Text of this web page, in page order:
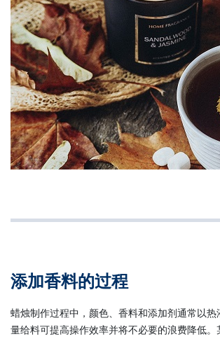
添加香料的过程
蜡烛制作过程中，颜色、香料和添加剂通常以
量给料可提高操作效率并将不必要的浪费降低